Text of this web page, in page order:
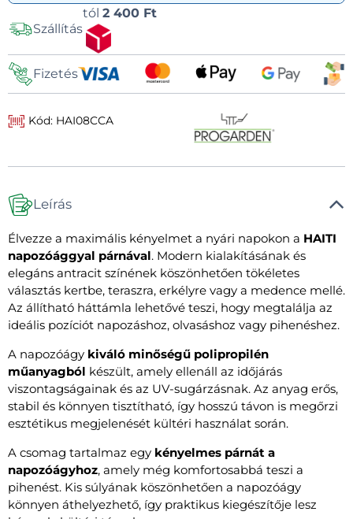
Szállítás
tól 2 400 Ft
Fizetés
Kód: HAI08CCA
Leírás
Élvezze a maximális kényelmet a nyári napokon a HAITI
napozóággyal párnával. Modern kialakításának és
elegáns antracit színének köszönhetően tökéletes
választás kertbe, teraszra, erkélyre vagy a medence mellé.
Az állítható háttámla lehetővé teszi, hogy megtalálja az
ideális pozíciót napozáshoz, olvasáshoz vagy pihenéshez.
A napozóágy kiváló minőségű polipropilén
műanyagból készült, amely ellenáll az időjárás
viszontagságainak és az UV-sugárzásnak. Az anyag erős,
stabil és könnyen tisztítható, így hosszú távon is megőrzi
esztétikus megjelenését kültéri használat során.
A csomag tartalmaz egy kényelmes párnát a
napozóágyhoz, amely még komfortosabbá teszi a
pihenést. Kis súlyának köszönhetően a napozóágy
könnyen áthelyezhető, így praktikus kiegészítője lesz